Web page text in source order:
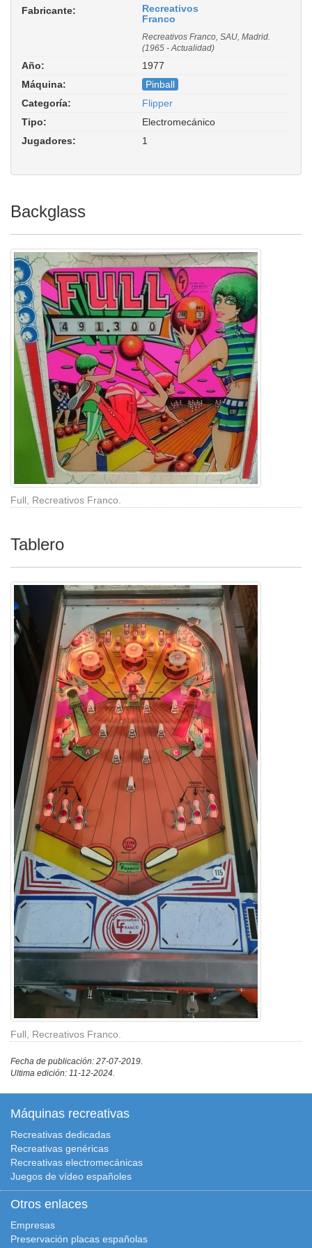
Fabricante:
Recreativos
Franco
Recreativos Franco, SAU, Madrid.
(1965 - Actualidad)
Año:
1977
Máquina:
Pinball
Categoría:
Flipper
Tipo:
Electromecánico
Jugadores:
1
Backglass
Full, Recreativos Franco.
Tablero
Full, Recreativos Franco.
Fecha de publicación: 27-07-2019.
Ultima edición: 11-12-2024.
Máquinas recreativas
Recreativas dedicadas
Recreativas genéricas
Recreativas electromecánicas
Juegos de vídeo españoles
Otros enlaces
Empresas
Preservación placas españolas